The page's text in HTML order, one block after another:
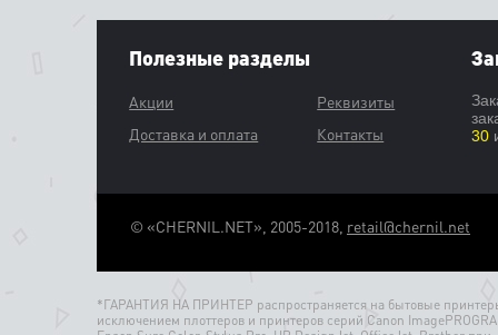
Полезные разделы
Акции
Доставка и оплата
Реквизиты
Контакты
30
© «CHERNIL.NET», 2005-2018, retail@chernil.net
*ГАРАНТИЯ НА ПРИНТЕР распространяется на бытовые
исключением плоттеров и принтеров серий Canon